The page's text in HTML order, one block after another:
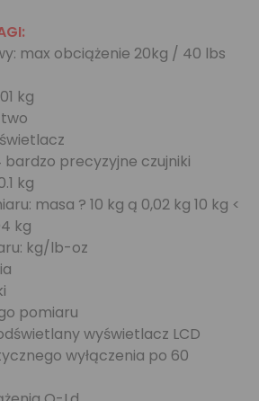
max obciążenie 20kg / 40 lbs
kg
precyzyjne czujniki
kg
masa ? 10 kg ą 0,02 kg 10 kg <
kg
kg/lb-oz
pomiaru
wyświetlacz LCD
wyłączenia po 60